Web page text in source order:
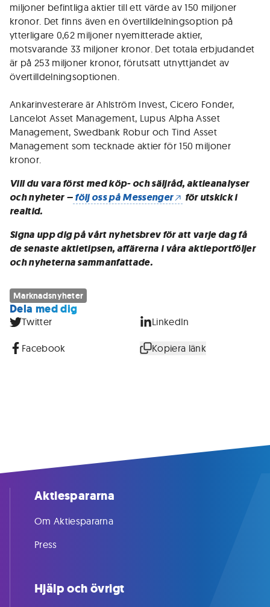
miljoner befintliga aktier till ett värde av 150 miljoner
kronor. Det finns även en övertilldelningsoption på
ytterligare 0,62 miljoner nyemitterade aktier,
motsvarande 33 miljoner kronor. Det totala erbjudandet
är på 253 miljoner kronor, förutsatt utnyttjandet av
övertilldelningsoptionen.
Ankarinvesterare är Ahlström Invest, Cicero Fonder,
Lancelot Asset Management, Lupus Alpha Asset
Management, Swedbank Robur och Tind Asset
Management som tecknade aktier för 150 miljoner
kronor.
Vill du vara först med köp- och säljråd, aktieanalyser
och nyheter –följ oss på Messenger
för utskick i
realtid.
Signa upp dig på vårt nyhetsbrev för att varje dag få
de senaste aktietipsen, affärerna i våra aktieportföljer
och nyheterna sammanfattade.
Marknadsnyheter
Dela med dig
Twitter LinkedIn
Facebook Kopiera länk
Aktiespararna
Om Aktiespararna
Press
Hjälp och övrigt